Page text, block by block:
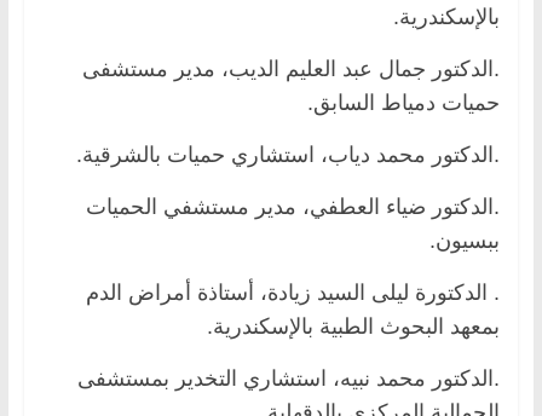
بالإسكندرية.
.الدكتور جمال عبد العليم الديب، مدير مستشفى
حميات دمياط السابق.
.الدكتور محمد دياب، استشاري حميات بالشرقية.
.الدكتور ضياء العطفي، مدير مستشفي الحميات
ببسيون.
. الدكتورة ليلى السيد زيادة، أستاذة أمراض الدم
بمعهد البحوث الطبية بالإسكندرية.
.الدكتور محمد نبيه، استشاري التخدير بمستشفى